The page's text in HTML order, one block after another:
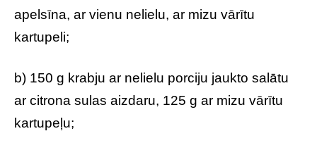
apelsīna, ar vienu nelielu, ar mizu vārītu
kartupeli;
b) 150 g krabju ar nelielu porciju jaukto salātu
ar citrona sulas aizdaru, 125 g ar mizu vārītu
kartupeļu;